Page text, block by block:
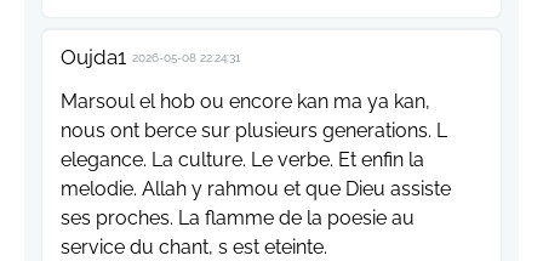
Oujda1 2026-05-08 22:24:31
Marsoul el hob ou encore kan ma ya kan,
nous ont berce sur plusieurs generations. L
elegance. La culture. Le verbe. Et enfin la
melodie. Allah y rahmou et que Dieu assiste
ses proches. La flamme de la poesie au
service du chant, s est eteinte.